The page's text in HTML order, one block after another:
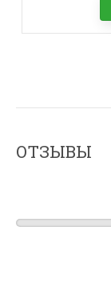
ОТЗЫВЫ